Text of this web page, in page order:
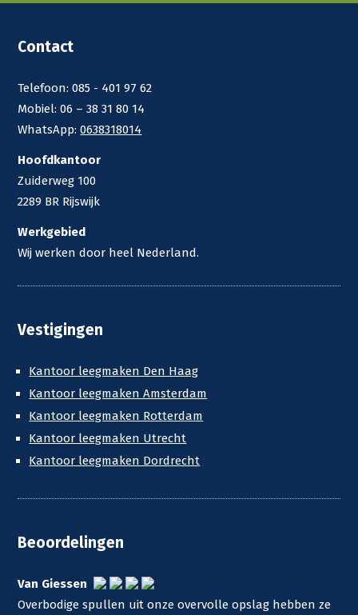
Contact
Telefoon: 085 - 401 97 62
Mobiel: 06 – 38 31 80 14
WhatsApp:0638318014
Hoofdkantoor
Zuiderweg 100
2289 BR Rijswijk
Werkgebied
Wij werken door heel Nederland.
Vestigingen
Kantoor leegmaken Den Haag
Kantoor leegmaken Amsterdam
Kantoor leegmaken Rotterdam
Kantoor leegmaken Utrecht
Kantoor leegmaken Dordrecht
Beoordelingen
Van Giessen
Overbodige spullen uit onze overvolle opslag hebben ze